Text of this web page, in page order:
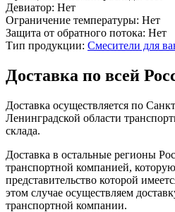
Девиатор: Нет
Ограничение температуры: Нет
Защита от обратного потока: Нет
Тип продукции: Смесители для
Доставка по всей
Доставка осуществляется по
Ленинградской области
склада.
Доставка в остальные регионы
транспортной компанией,
представительство которой
этом случае осуществляем
транспортной компании.